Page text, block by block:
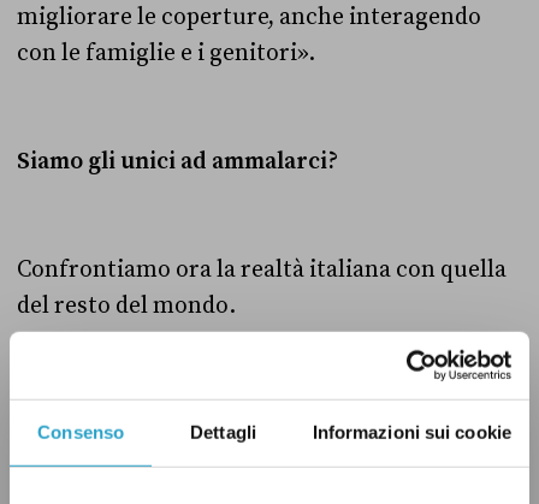
Consenso Dettagli Informazioni sui cookie
migliorare le coperture, anche interagendo
con le famiglie e i genitori».
Siamo gli unici ad ammalarci?
Confrontiamo ora la realtà italiana con quella
del resto del mondo.
conosciuta a livello internazionale come